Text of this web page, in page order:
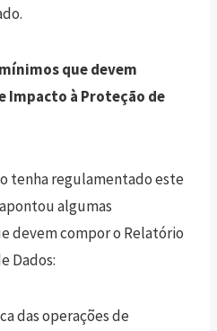
que devem
Impacto à Proteção de
tenha regulamentado este
algumas
devem compor o Relatório
Dados:
das operações de